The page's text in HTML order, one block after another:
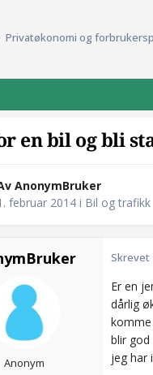
Privatøkonomi og
en bil og bli
AnonymBruker
februar 2014 i Bil og trafikk
Anonym
Skrevet
Er en
dårlig
blir god
jeg har